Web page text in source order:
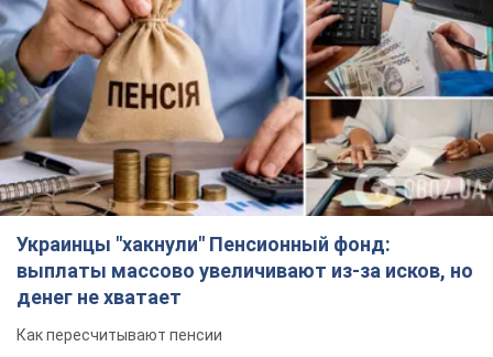
Украинцы "хакнули" Пенсионный фонд:
выплаты массово увеличивают из-за исков, но
денег не хватает
Как пересчитывают пенсии